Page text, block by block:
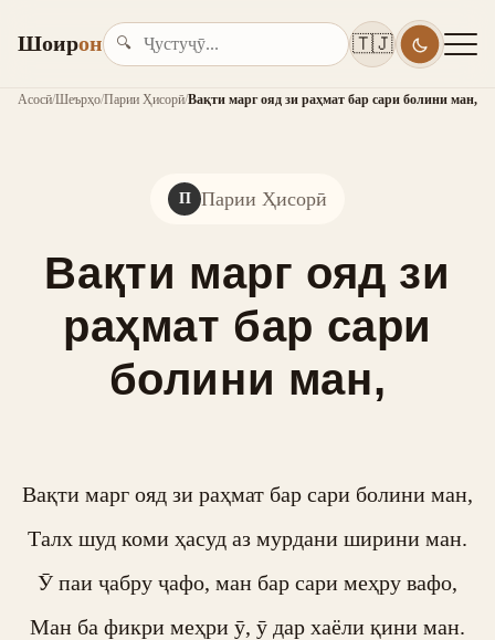
Шоирон 🔍 🇹🇯
Асосӣ/Шеърҳо/Парии Ҳисорӣ/Вақти марг ояд зи раҳмат бар сари болини ман,
П Парии Ҳисорӣ
Вақти марг ояд зи
раҳмат бар сари
болини ман,
Вақти марг ояд зи раҳмат бар сари болини ман,
Талх шуд коми ҳасуд аз мурдани ширини ман.
Ӯ паи ҷабру ҷафо, ман бар сари меҳру вафо,
Ман ба фикри меҳри ӯ, ӯ дар хаёли қини ман.